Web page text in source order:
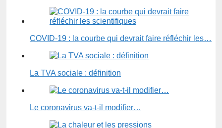
COVID-19 : la courbe qui devrait faire réfléchir les…
La TVA sociale : définition
Le coronavirus va-t-il modifier…